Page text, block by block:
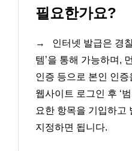
필요한가요?
→
인터넷 발급은 경
템’을 통해 가능하며,
인증 등으로 본인 인
웹사이트 로그인 후 ‘
요한 항목을 기입하고
지정하면 됩니다.